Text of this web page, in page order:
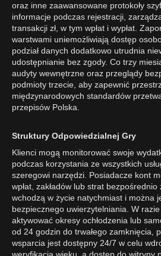
oraz inne zaawansowane protokoły
informacje podczas rejestracji,
transakcji zł, w tym wpłat i wypłat.
warstwami uniemożliwiają dostęp
podział danych dodatkowo utrudnia
udostępnianie bez zgody. Co trzy
audyty wewnętrzne oraz przeglądy
podmioty trzecie, aby zapewnić
międzynarodowych standardów
przepisów Polska.
Struktury Odpowiedzialnej Gry
Klienci mogą monitorować swoje
podczas korzystania ze wszystkich
szeregowi narzędzi. Posiadacze kont
wpłat, zakładów lub strat
wchodzą w życie natychmiast i można
bezpiecznego uwierzytelniania. W
aktywować okresy ochłodzenia lub
od 24 godzin do trwałego zamknięcia,
wsparcia jest dostępny 24/7 w celu